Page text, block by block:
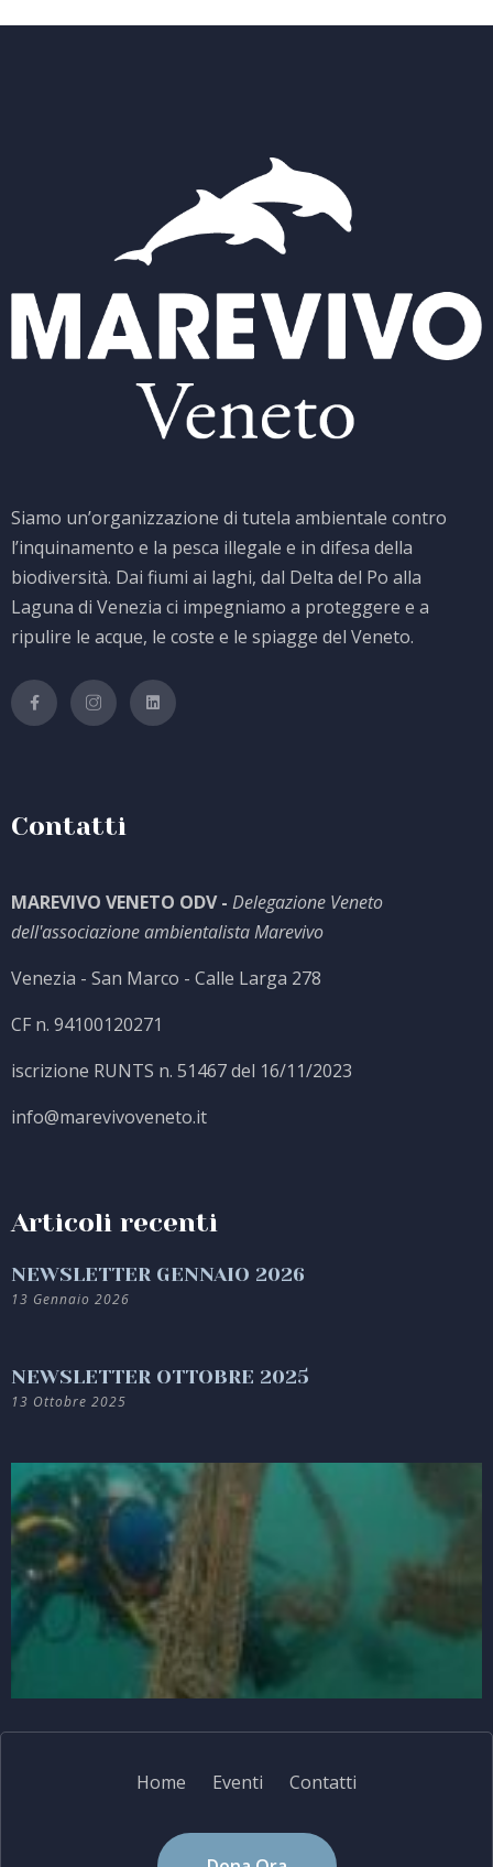
Siamo un’organizzazione di tutela ambientale contro
l’inquinamento e la pesca illegale e in difesa della
biodiversità. Dai fiumi ai laghi, dal Delta del Po alla
Laguna di Venezia ci impegniamo a proteggere e a
ripulire le acque, le coste e le spiagge del Veneto.
Contatti
MAREVIVO VENETO ODV - Delegazione Veneto
dell'associazione ambientalista Marevivo
Venezia - San Marco - Calle Larga 278
CF n. 94100120271
iscrizione RUNTS n. 51467 del 16/11/2023
info@marevivoveneto.it
Articoli recenti
NEWSLETTER GENNAIO 2026
13 Gennaio 2026
NEWSLETTER OTTOBRE 2025
13 Ottobre 2025
Home Eventi Contatti